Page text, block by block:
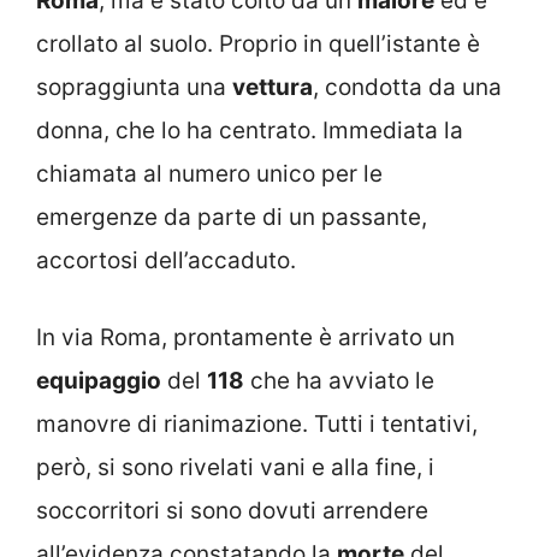
crollato al suolo. Proprio in quell’istante è
sopraggiunta una vettura, condotta da una
donna, che lo ha centrato. Immediata la
chiamata al numero unico per le
emergenze da parte di un passante,
accortosi dell’accaduto.
In via Roma, prontamente è arrivato un
equipaggio del 118 che ha avviato le
manovre di rianimazione. Tutti i tentativi,
però, si sono rivelati vani e alla fine, i
soccorritori si sono dovuti arrendere